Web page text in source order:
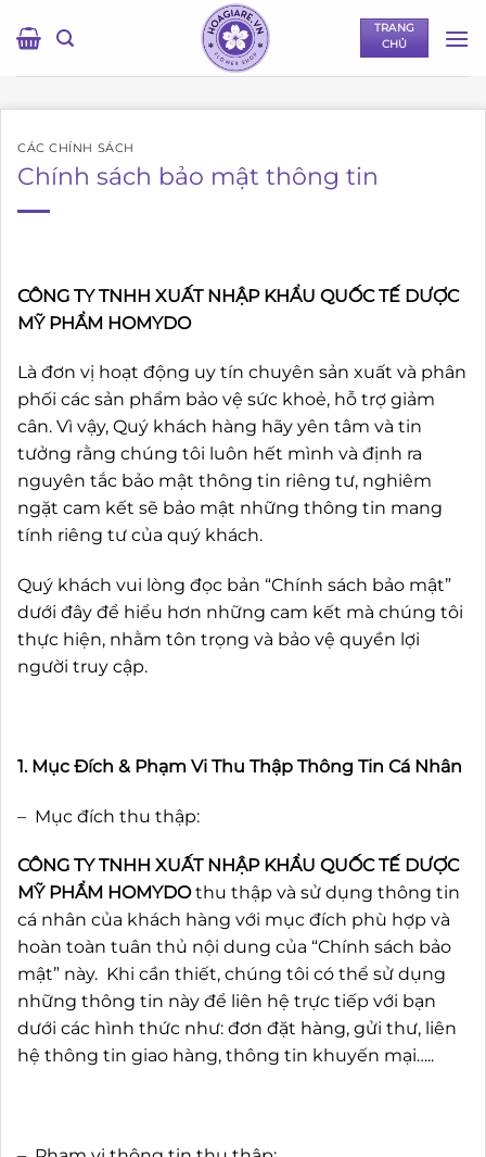
qua
TRANG
CHỦ
CÁC CHÍNH SÁCH
Chính sách bảo mật thông tin
CÔNG TY TNHH XUẤT NHẬP KHẨU QUỐC TẾ DƯỢC
MỸ PHẨM HOMYDO
Là đơn vị hoạt động uy tín chuyên sản xuất và phân
phối các sản phẩm bảo vệ sức khoẻ, hỗ trợ giảm
cân. Vì vậy, Quý khách hàng hãy yên tâm và tin
tưởng rằng chúng tôi luôn hết mình và định ra
nguyên tắc bảo mật thông tin riêng tư, nghiêm
ngặt cam kết sẽ bảo mật những thông tin mang
tính riêng tư của quý khách.
Quý khách vui lòng đọc bản “Chính sách bảo mật”
dưới đây để hiểu hơn những cam kết mà chúng tôi
thực hiện, nhằm tôn trọng và bảo vệ quyền lợi
người truy cập.
1. Mục Đích & Phạm Vi Thu Thập Thông Tin Cá Nhân
– Mục đích thu thập:
CÔNG TY TNHH XUẤT NHẬP KHẨU QUỐC TẾ DƯỢC
MỸ PHẨM HOMYDOthu thập và sử dụng thông tin
cá nhân của khách hàng với mục đích phù hợp và
hoàn toàn tuân thủ nội dung của “Chính sách bảo
mật” này. Khi cần thiết, chúng tôi có thể sử dụng
những thông tin này để liên hệ trực tiếp với bạn
dưới các hình thức như: đơn đặt hàng, gửi thư, liên
hệ thông tin giao hàng, thông tin khuyến mại…..